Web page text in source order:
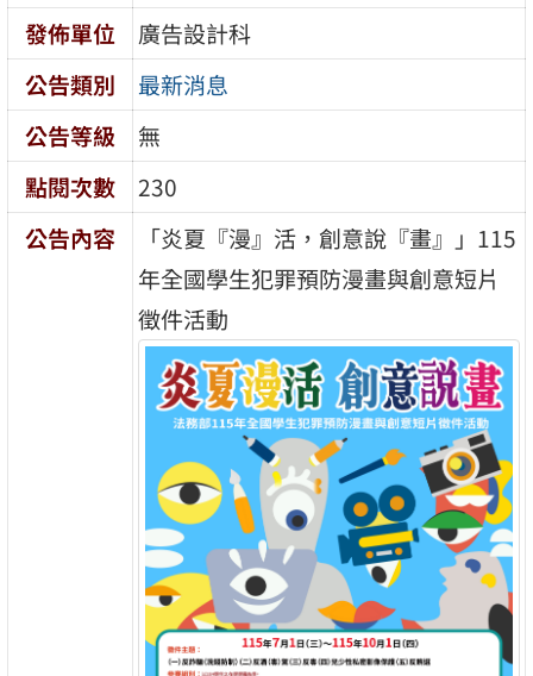
發佈單位
廣告設計科
公告類別
最新消息
公告等級
無
點閱次數
230
公告內容
「炎夏『漫』活，創意說『畫』」115
年全國學生犯罪預防漫畫與創意短片
徵件活動